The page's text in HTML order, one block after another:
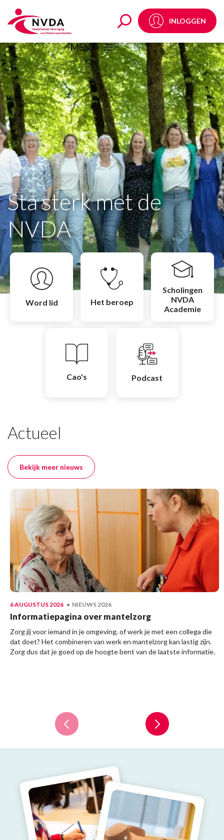
Home - NVDA INLOGGEN
MENU
Sta sterk met de
NVDA
Word lid Het beroep
Scholingen
NVDA
Academie
Cao's Podcast
Actueel
Bekijk meer nieuws
6 AUGUSTUS 2026 • NIEUWS 2026
Informatiepagina over mantelzorg
Zorg jij voor iemand in je omgeving, of werk je met een collega die
dat doet? Het combineren van werk en mantelzorg kan lastig zijn.
Zorg dus dat je goed op de hoogte bent van de laatste informatie.
Lees meer